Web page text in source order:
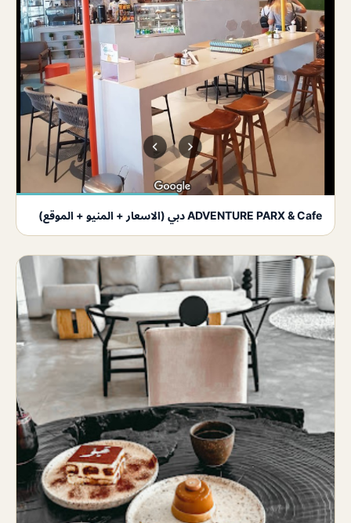
ADVENTURE PARX & Cafe دبي (الاسعار + المنيو + الموقع)